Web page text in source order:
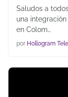
Saludos a
una
en Colom…
por Hollogram